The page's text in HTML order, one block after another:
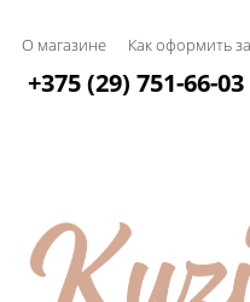
О магазине Как оформить
+375 (29) 751-66-03